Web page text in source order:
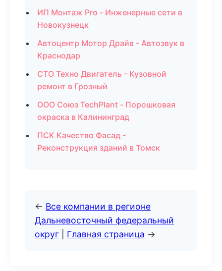
ИП Монтаж Pro - Инженерные сети в
Новокузнецк
Автоцентр Мотор Драйв - Автозвук в
Краснодар
СТО Техно Двигатель - Кузовной
ремонт в Грозный
ООО Союз TechPlant - Порошковая
окраска в Калининград
ПСК Качество Фасад -
Реконструкция зданий в Томск
← Все компании в регионе
Дальневосточный федеральный
округ
Главная страница →